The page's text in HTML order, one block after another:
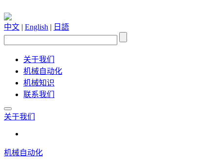
中文 | English | 日語
关于我们
机械自动化
机械知识
联系我们
关于我们
机械自动化